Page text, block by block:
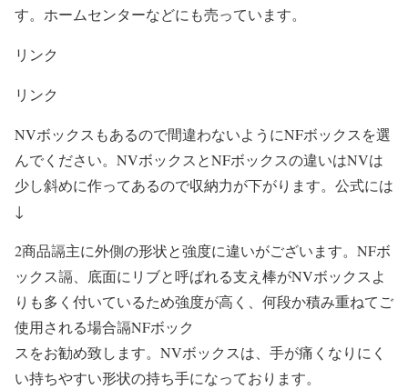
す。ホームセンターなどにも売っています。
リンク
リンク
NVボックスもあるので間違わないようにNFボックスを選
んでください。NVボックスとNFボックスの違いはNVは
少し斜めに作ってあるので収納力が下がります。公式には
↓
2商品䛿主に外側の形状と強度に違いがございます。NFボ
ックス䛿、底面にリブと呼ばれる支え棒がNVボックスよ
りも多く付いているため強度が高く、何段か積み重ねてご
使用される場合䛿NFボック
スをお勧め致します。NVボックスは、手が痛くなりにく
い持ちやすい形状の持ち手になっております。